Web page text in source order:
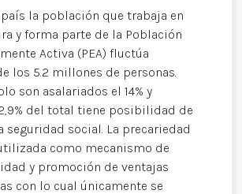
la población que trabaja en
y forma parte de la Población
Activa (PEA) fluctúa
los 5.2 millones de personas.
son asalariados el 14% y
del total tiene posibilidad de
seguridad social. La precariedad
como mecanismo de
y promoción de ventajas
con lo cual únicamente se